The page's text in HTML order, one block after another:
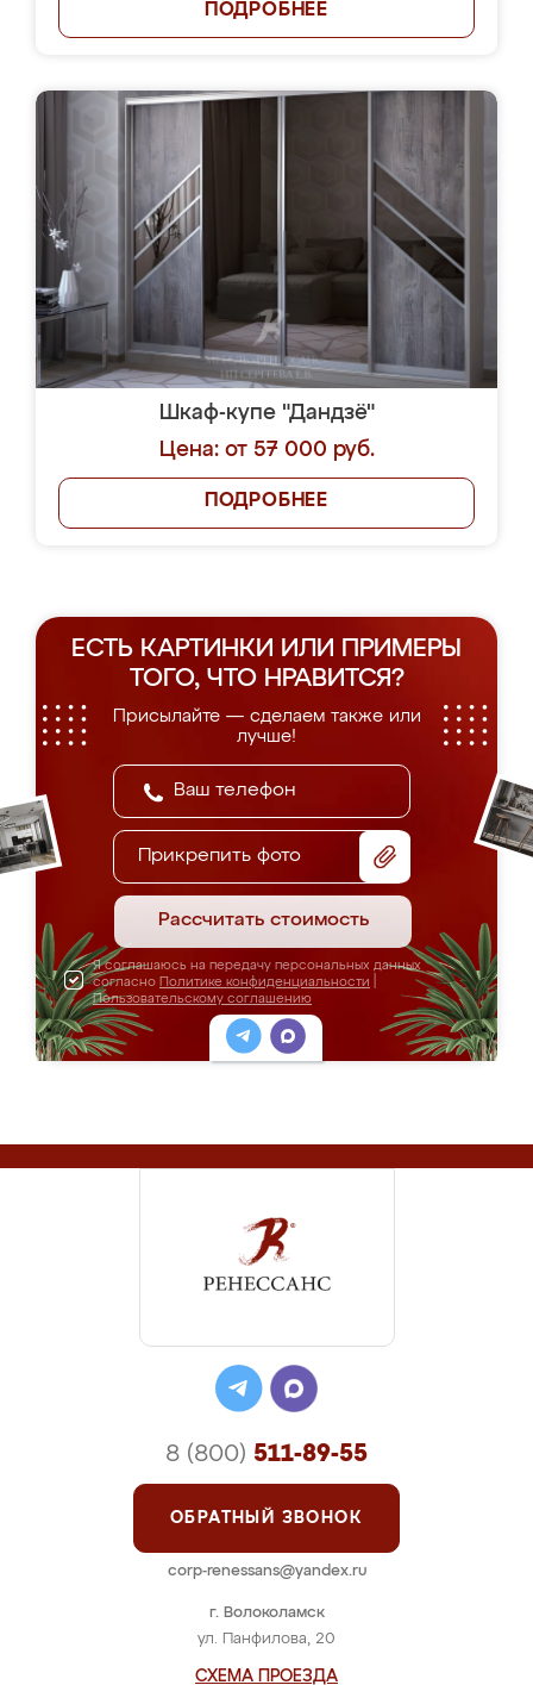
ПОДРОБНЕЕ
Шкаф-купе "Дандзё"
Цена: от 57 000 руб.
ПОДРОБНЕЕ
ЕСТЬ КАРТИНКИ ИЛИ ПРИМЕРЫ
ТОГО, ЧТО НРАВИТСЯ?
Присылайте — сделаем также или
лучше!
Прикрепить фото
Рассчитать стоимость
Я соглашаюсь на передачу персональных данных
согласно Политике конфиденциальности
Пользовательскому соглашению
г. Волоколамск
ул. Панфилова, 20
СХЕМА ПРОЕЗДА
8 (800) 511-89-55
ОБРАТНЫЙ ЗВОНОК
corp-renessans@yandex.ru